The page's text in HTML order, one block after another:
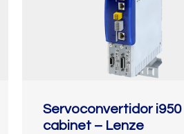
Servoconvertidor i950
cabinet – Lenze